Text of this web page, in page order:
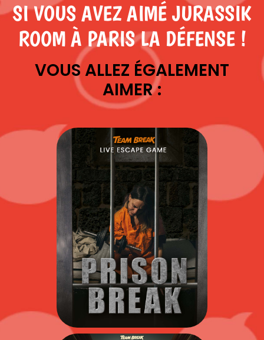
SI VOUS AVEZ AIMÉ JURASSIK
ROOM À PARIS LA DÉFENSE !
VOUS ALLEZ ÉGALEMENT
AIMER :